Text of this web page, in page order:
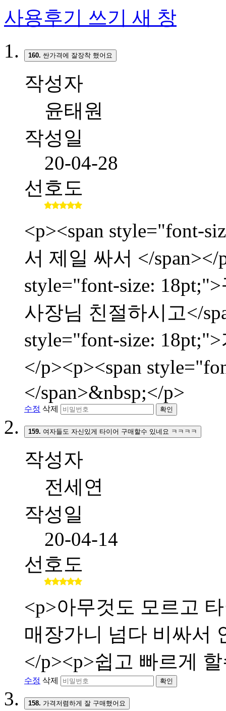
사용후기 쓰기 새 창
160. 싼가격에 잘장착 했어요
작성자
윤태원
작성일
20-04-28
선호도
<p><span style="font-
서 제일 싸서 </span></
style="font-size:
사장님 친절하시고</
style="font-size:
</p><p><span
</span>&nbsp;</p>
수정 삭제 확인
159. 여자들도 자신있게 타이어 구매할수 있네요 ㅋㅋㅋㅋ
작성자
전세연
작성일
20-04-14
선호도
<p>아무것도 모르고
매장가니 넘다 비싸서
</p><p>쉽고 빠르게
수정 삭제 확인
158. 가격저렴하게 잘 구매했어요